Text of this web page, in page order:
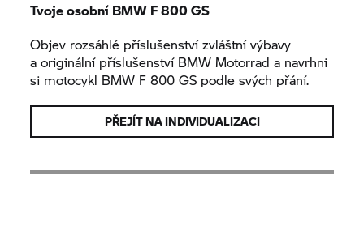
Tvoje osobní BMW F 800 GS
Objev rozsáhlé příslušenství zvláštní výbavy
a originální příslušenství BMW Motorrad a navrhni
si motocykl BMW F 800 GS podle svých přání.
PŘEJÍT NA INDIVIDUALIZACI